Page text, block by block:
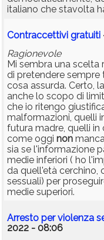
italiano che stavolta
Contraccettivi gratuiti
Ragionevole
Mi sembra una
di pretendere
cosa assurda. Certo,
anche lo scopo di
che io ritengo
malformazioni, quelli
futura madre, quelli in
come oggi non
sia se l'informazione
medie inferiori ( ho
da quell'età cerchino,
sessuali) per
medie superiori.
Arresto per violenza
2022 - 08:06